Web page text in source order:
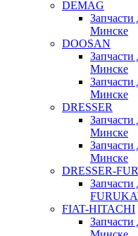
DEMAG
Запчасти
Минске
DOOSAN
Минске
Запчасти
Минске
DRESSER
Запчасти
Минске
Запчасти
Минске
DRESSER-
Запчасти
FIAT-HITACHI